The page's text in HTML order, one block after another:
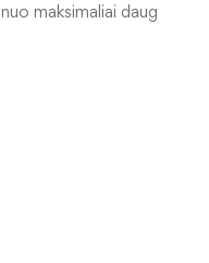
maksimaliai daug